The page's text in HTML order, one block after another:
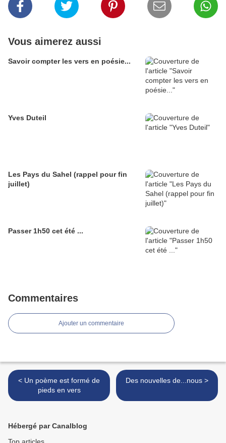
Vous aimerez aussi
Savoir compter les vers en poésie...
Yves Duteil
Les Pays du Sahel (rappel pour fin
juillet)
Passer 1h50 cet été ...
Commentaires
Ajouter un commentaire
< Un poème est formé de
pieds en vers
Des nouvelles de...nous >
Hébergé par Canalblog